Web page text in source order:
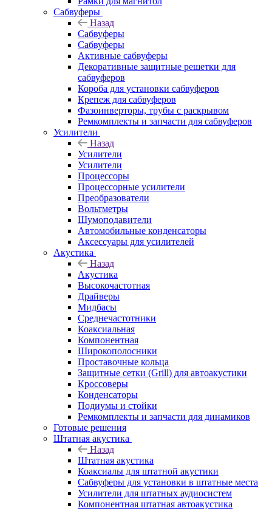
Сабвуферы
Назад
Сабвуферы
Сабвуферы
Активные сабвуферы
Декоративные защитные решетки для
сабвуферов
Короба для установки сабвуферов
Крепеж для сабвуферов
Фазоинверторы, трубы с раскрывом
Ремкомплекты и запчасти для сабвуферов
Усилители
Назад
Усилители
Усилители
Процессоры
Процессорные усилители
Преобразователи
Вольтметры
Шумоподавители
Автомобильные конденсаторы
Аксессуары для усилителей
Акустика
Назад
Акустика
Высокочастотная
Драйверы
Мидбасы
Среднечастотники
Коаксиальная
Компонентная
Широкополосники
Проставочные кольца
Защитные сетки (Grill) для автоакустики
Кроссоверы
Конденсаторы
Подиумы и стойки
Ремкомплекты и запчасти для динамиков
Готовые решения
Штатная акустика
Назад
Штатная акустика
Коаксиалы для штатной акустики
Сабвуферы для установки в штатные места
Усилители для штатных аудиосистем
Компонентная штатная автоакустика